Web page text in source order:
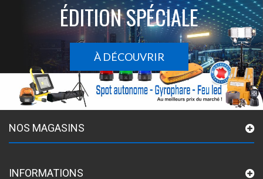
ÉDITION SPÉCIALE
À DÉCOUVRIR
NOS MAGASINS
INFORMATIONS